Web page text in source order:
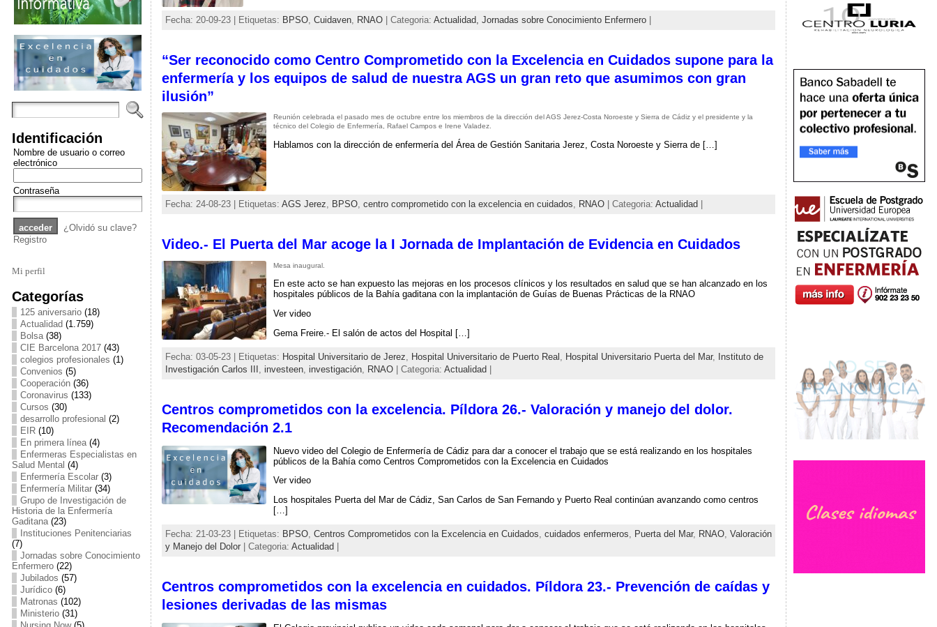
Identificación
Nombre de usuario o correo
electrónico
Contraseña
¿Olvidó su clave?
Registro
Mi perfil
Categorías
125 aniversario(18)
Actualidad (1.759)
Bolsa(38)
CIE Barcelona 2017(43)
colegios profesionales (1)
Convenios (5)
Cooperación(36)
Coronavirus (133)
Cursos (30)
desarrollo profesional (2)
EIR(10)
En primera línea(4)
Enfermeras Especialistas en
Salud Mental (4)
Enfermería Escolar(3)
Enfermería Militar(34)
Grupo de Investigación de
Historia de la Enfermería
Gaditana(23)
Instituciones Penitenciarias
(7)
Jornadas sobre Conocimiento
Enfermero(22)
Jubilados (57)
Jurídico(6)
Matronas (102)
Ministerio(31)
Fecha: 20-09-23 | Etiquetas: BPSO, Cuidaven, RNAO| Categoria: Actualidad, Jornadas sobre Conocimiento Enfermero|
“Ser reconocido como Centro Comprometido con la Excelencia en Cuidados supone para la
enfermería y los equipos de salud de nuestra AGS un gran reto que asumimos con gran
ilusión”
Reunión celebrada el pasado mes de octubre entre los miembros de la dirección del AGS Jerez-Costa Noroeste y Sierra de Cádiz y el presidente y la
técnico del Colegio de Enfermería, Rafael Campos e Irene Valadez.
Hablamos con la dirección de enfermería del Área de Gestión Sanitaria Jerez, Costa Noroeste y Sierra de […]
Fecha: 24-08-23 | Etiquetas: AGS Jerez, BPSO, centro comprometido con la excelencia en cuidados, RNAO| Categoria: Actualidad
Video.- El Puerta del Mar acoge la I Jornada de Implantación de Evidencia en Cuidados
Mesa inaugural.
En este acto se han expuesto las mejoras en los procesos clínicos y los resultados en salud que se han alcanzado en los
hospitales públicos de la Bahía gaditana con la implantación de Guías de Buenas Prácticas de la RNAO
Ver video
Gema Freire.- El salón de actos del Hospital […]
Fecha: 03-05-23 | Etiquetas: Hospital Universitario de Jerez Hospital Universitario de Puerto Real Hospital Universitario Puerta del Mar, Instituto de
Investigación Carlos III investeen, investigación, RNAO| Categoria: Actualidad|
Centros comprometidos con la excelencia. Píldora 26.- Valoración y manejo del dolor.
Recomendación 2.1
Nuevo video del Colegio de Enfermería de Cádiz para dar a conocer el trabajo que se está realizando en los hospitales
públicos de la Bahía como Centros Comprometidos con la Excelencia en Cuidados
Ver video
Los hospitales Puerta del Mar de Cádiz, San Carlos de San Fernando y Puerto Real continúan avanzando como centros
[…]
Fecha: 21-03-23 | Etiquetas: BPSO, Centros Comprometidos con la Excelencia en Cuidados cuidados enfermeros Puerta del Mar, RNAO, Valoración
y Manejo del Dolor| Categoria: Actualidad
Centros comprometidos con la excelencia en cuidados. Píldora 23.- Prevención de caídas y
lesiones derivadas de las mismas